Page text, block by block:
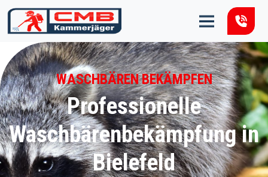
Zum Inhalt springen
WASCHBÄREN BEKÄMPFEN
Professionelle
Waschbärenbekämpfung in
Bielefeld